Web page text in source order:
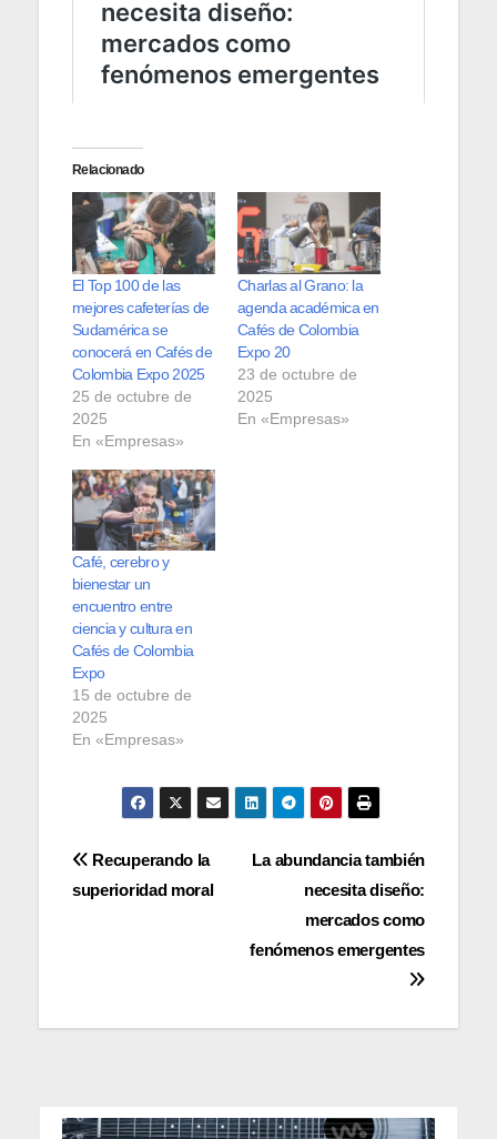
Relacionado
El Top 100 de las
mejores cafeterías de
Sudamérica se
conocerá en Cafés de
Colombia Expo 2025
25 de octubre de
2025
En «Empresas»
Charlas al Grano: la
agenda académica en
Cafés de Colombia
Expo 20
23 de octubre de
2025
En «Empresas»
Café, cerebro y
bienestar un
encuentro entre
ciencia y cultura en
Cafés de Colombia
Expo
15 de octubre de
2025
En «Empresas»
Navegación
de
La abundancia también
necesita diseño:
mercados como
fenómenos emergentes
Recuperando la
superioridad moral